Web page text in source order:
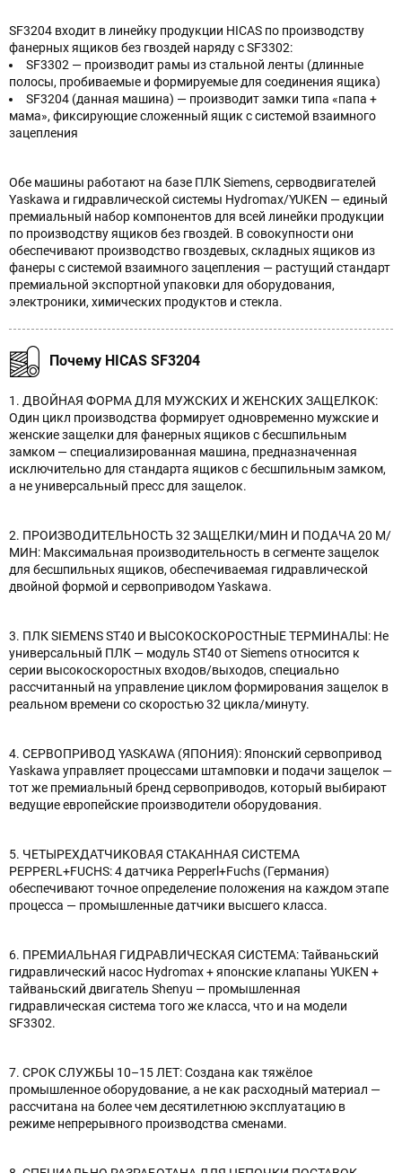
SF3204 входит в линейку продукции HICAS по производству
фанерных ящиков без гвоздей наряду с SF3302:
SF3302 — производит рамы из стальной ленты (длинные
полосы, пробиваемые и формируемые для соединения ящика)
SF3204 (данная машина) — производит замки типа «папа +
мама», фиксирующие сложенный ящик с системой взаимного
зацепления
Обе машины работают на базе ПЛК Siemens, серводвигателей
Yaskawa и гидравлической системы Hydromax/YUKEN — единый
премиальный набор компонентов для всей линейки продукции
по производству ящиков без гвоздей. В совокупности они
обеспечивают производство гвоздевых, складных ящиков из
фанеры с системой взаимного зацепления — растущий стандарт
премиальной экспортной упаковки для оборудования,
электроники, химических продуктов и стекла.
Почему HICAS SF3204
1. ДВОЙНАЯ ФОРМА ДЛЯ МУЖСКИХ И ЖЕНСКИХ ЗАЩЕЛКОК:
Один цикл производства формирует одновременно мужские и
женские защелки для фанерных ящиков с бесшпильным
замком — специализированная машина, предназначенная
исключительно для стандарта ящиков с бесшпильным замком,
а не универсальный пресс для защелок.
2. ПРОИЗВОДИТЕЛЬНОСТЬ 32 ЗАЩЕЛКИ/МИН И ПОДАЧА 20 М/
МИН: Максимальная производительность в сегменте защелок
для бесшпильных ящиков, обеспечиваемая гидравлической
двойной формой и сервоприводом Yaskawa.
3. ПЛК SIEMENS ST40 И ВЫСОКОСКОРОСТНЫЕ ТЕРМИНАЛЫ: Не
универсальный ПЛК — модуль ST40 от Siemens относится к
серии высокоскоростных входов/выходов, специально
рассчитанный на управление циклом формирования защелок в
реальном времени со скоростью 32 цикла/минуту.
4. СЕРВОПРИВОД YASKAWA (ЯПОНИЯ): Японский сервопривод
Yaskawa управляет процессами штамповки и подачи защелок —
тот же премиальный бренд сервоприводов, который выбирают
ведущие европейские производители оборудования.
5. ЧЕТЫРЕХДАТЧИКОВАЯ СТАКАННАЯ СИСТЕМА
PEPPERL+FUCHS: 4 датчика Pepperl+Fuchs (Германия)
обеспечивают точное определение положения на каждом этапе
процесса — промышленные датчики высшего класса.
6. ПРЕМИАЛЬНАЯ ГИДРАВЛИЧЕСКАЯ СИСТЕМА: Тайваньский
гидравлический насос Hydromax + японские клапаны YUKEN +
тайваньский двигатель Shenyu — промышленная
гидравлическая система того же класса, что и на модели
SF3302.
7. СРОК СЛУЖБЫ 10–15 ЛЕТ: Создана как тяжёлое
промышленное оборудование, а не как расходный материал —
рассчитана на более чем десятилетнюю эксплуатацию в
режиме непрерывного производства сменами.